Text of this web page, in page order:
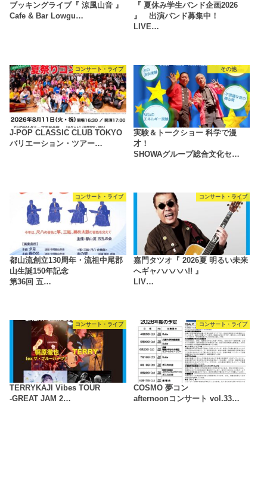
ブッキングライブ『 涼風山音 』
Cafe & Bar Lowgu…
『 夏休み学生バンド企画2026
』 出演バンド募集中！
LIVE…
コンサート・ライブ
J-POP CLASSIC CLUB TOKYO
バリエーション・ツアー…
その他
実験＆トークショー 科学で漫
才！
SHOWAグループ総合文化セ…
コンサート・ライブ
都山流創立130周年・流祖中尾郡
山生誕150年記念
第36回 五…
コンサート・ライブ
嘉門タツオ『 2026夏 明るい未来
へギャハハハハ!! 』
LIV…
コンサート・ライブ
TERRYKAJI Vibes TOUR
-GREAT JAM 2…
コンサート・ライブ
COSMO 夢コン
afternoonコンサート vol.33…